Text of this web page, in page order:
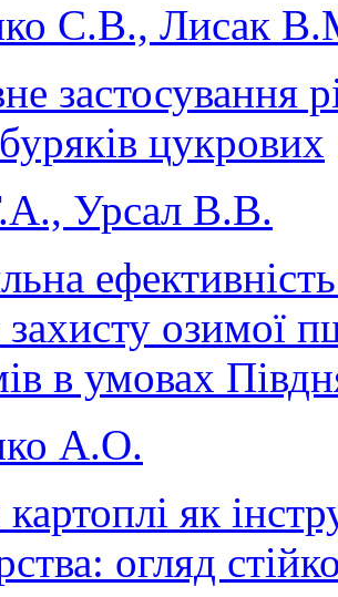
С.В., Лисак
застосування
цукрових
Урсал В.В.
ефективність
озимої
в умовах
А.О.
як
огляд